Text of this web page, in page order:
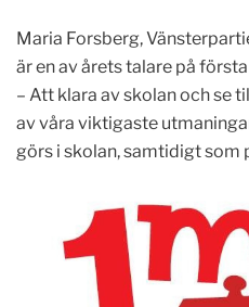
Maria Forsberg,
är en av årets talare på
– Att klara av skolan och se
av våra viktigaste
görs i skolan, samtidigt som